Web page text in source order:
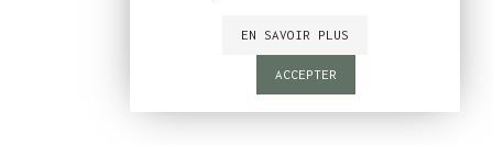
EN SAVOIR PLUS
ACCEPTER